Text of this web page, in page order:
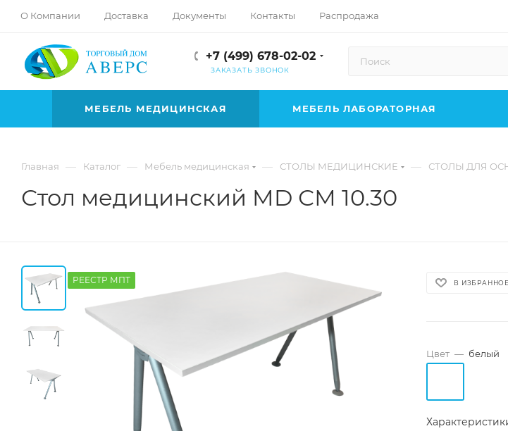
О Компании Доставка Документы Контакты Распродажа
+7 (499) 678-02-02
ЗАКАЗАТЬ ЗВОНОК
МЕБЕЛЬ МЕДИЦИНСКАЯ МЕБЕЛЬ ЛАБОРАТОРНАЯ
Главная — Каталог — Мебель медицинская — СТОЛЫ МЕДИЦИНСКИЕ — СТОЛЫ ДЛЯ
Стол медицинский MD СМ 10.30
РЕЕСТР МПТ В ИЗБРАННОЕ
Цвет — белый
movies